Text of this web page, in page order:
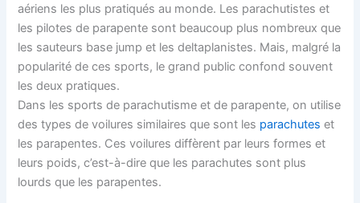
aériens les plus pratiqués au monde. Les parachutistes et
les pilotes de parapente sont beaucoup plus nombreux que
les sauteurs base jump et les deltaplanistes. Mais, malgré la
popularité de ces sports, le grand public confond souvent
les deux pratiques.
Dans les sports de parachutisme et de parapente, on utilise
des types de voilures similaires que sont les parachutes et
les parapentes. Ces voilures diffèrent par leurs formes et
leurs poids, c’est-à-dire que les parachutes sont plus
lourds que les parapentes.